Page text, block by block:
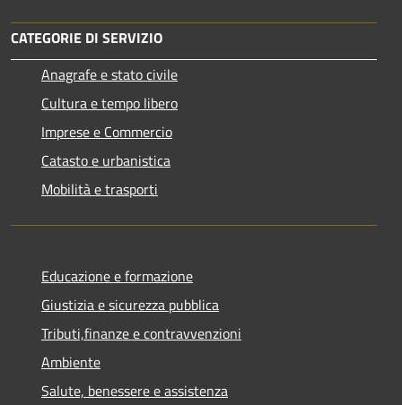
CATEGORIE DI SERVIZIO
Anagrafe e stato civile
Cultura e tempo libero
Imprese e Commercio
Catasto e urbanistica
Mobilità e trasporti
Educazione e formazione
Giustizia e sicurezza pubblica
Tributi,finanze e contravvenzioni
Ambiente
Salute, benessere e assistenza